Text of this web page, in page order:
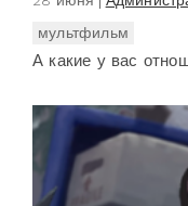
мультфильм
А какие у вас